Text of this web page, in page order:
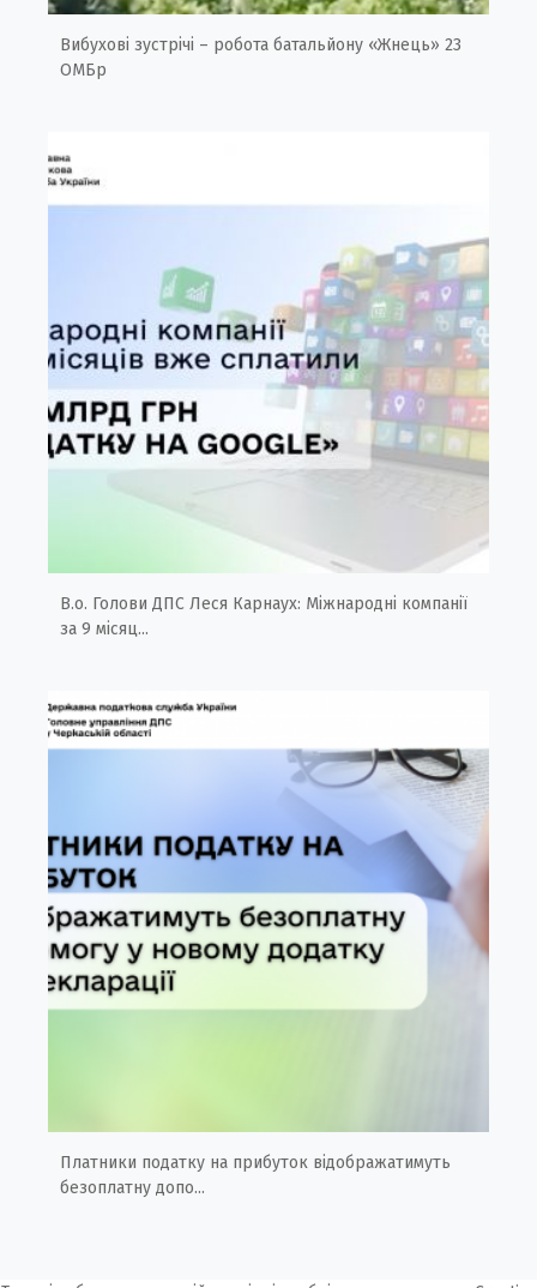
Вибухові зустрічі – робота батальйону «Жнець» 23
ОМБр
В.о. Голови ДПС Леся Карнаух: Міжнародні компанії
за 9 місяц...
Платники податку на прибуток відображатимуть
безоплатну допо...